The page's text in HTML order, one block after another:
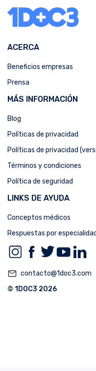
ACERCA
Beneficios empresas
Prensa
MÁS INFORMACIÓN
Blog
Políticas de privacidad
Políticas de privacidad
Términos y condiciones
Política de seguridad
LINKS DE AYUDA
Conceptos médicos
Respuestas por especialidad
mail_outline contacto@1doc3.com
© 1DOC3 2026